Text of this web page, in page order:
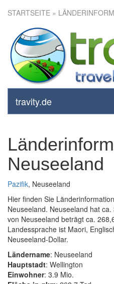
STARTSEITE »
travity.de
Neuseeland
Pazifik, Neuseeland
Hier finden Sie
Neuseeland. Neuseeland hat
von Neuseeland beträgt ca.
Landessprache ist Maori,
Neuseeland-Dollar.
Ländername: Neuseeland
Hauptstadt: Wellington
Einwohner: 3.9 Mio.